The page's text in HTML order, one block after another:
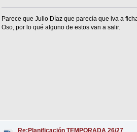
Parece que Julio Díaz que parecía que iva a
Oso, por lo qué alguno de estos van a salir.